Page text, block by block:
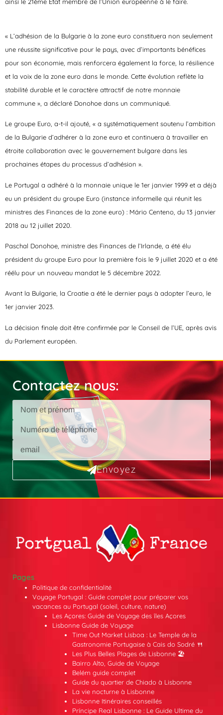
ainsi le 21ème État membre de l’Union européenne à le faire.
« L’adhésion de la Bulgarie à la zone euro constituera non seulement
une réussite significative pour le pays, avec d’importants bénéfices
pour son économie, mais renforcera également la force, la résilience
et la voix de la zone euro dans le monde. Cette évolution reflète la
stabilité durable et le caractère attractif de notre monnaie
commune », a déclaré Donohoe dans un communiqué.
Le groupe Euro, a-t-il ajouté, « a systématiquement soutenu l’ambition
de la Bulgarie d’adhérer à la zone euro et continuera à travailler en
étroite collaboration avec le gouvernement bulgare dans les
prochaines étapes du processus d’adhésion ».
Le Portugal a adhéré à la monnaie unique le 1er janvier 1999 et a déjà
eu un président du groupe Euro (instance informelle qui réunit les
ministres des Finances de la zone euro) : Mário Centeno, du 13 janvier
2018 au 12 juillet 2020.
Paschal Donohoe, ministre des Finances de l’Irlande, a été élu
président du groupe Euro pour la première fois le 9 juillet 2020 et a été
réélu pour un nouveau mandat le 5 décembre 2022.
Avant la Bulgarie, la Croatie a été le dernier pays à adopter l’euro, le
1er janvier 2023.
La décision finale doit être confirmée par le Conseil de l’UE, après avis
du Parlement européen.
Contactez nous:
Envoyez
Pages
Politique de confidentialité
Voyage Portugal : Guide complet pour préparer vos
vacances au Portugal (soleil, culture, nature)
Les Açores: Guide de Voyage des îles Açores
Lisbonne Guide de Voyage
Time Out Market Lisboa : Le Temple de la
Gastronomie Portugaise à Cais do Sodré 🍴
Les Plus Belles Plages de Lisbonne 🏖️
Bairro Alto, Guide de Voyage
Belém guide complet
Guide du quartier de Chiado à Lisbonne
La vie nocturne à Lisbonne
Lisbonne Itinéraires conseillés
Príncipe Real Lisbonne : Le Guide Ultime du